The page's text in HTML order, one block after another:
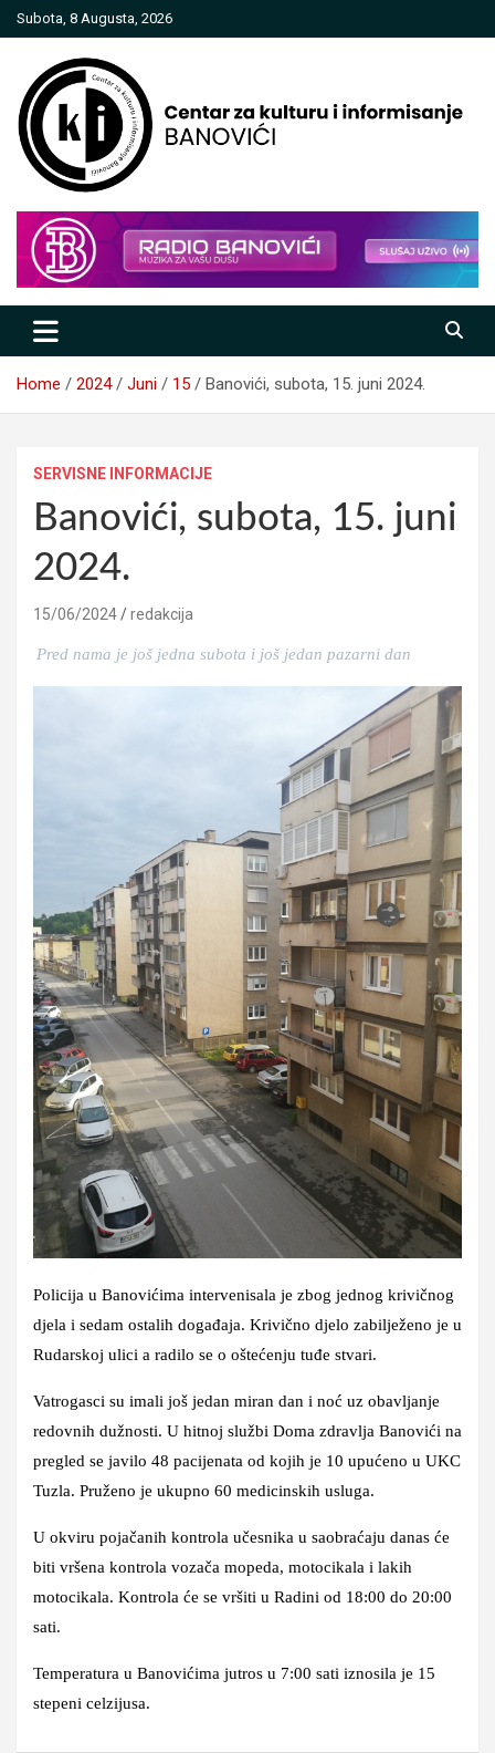
Skip
to
Subota, 8 Augusta, 2026
Centar za kulturu i informisanje
Banovići
Home 2024 Juni 15 Banovići, subota, 15. juni 2024.
SERVISNE INFORMACIJE
Banovići, subota, 15. juni
2024.
15/06/2024 redakcija
Pred nama je još jedna subota i još jedan pazarni dan
Policija u Banovićima intervenisala je zbog jednog krivičnog
djela i sedam ostalih događaja. Krivično djelo zabilježeno je u
Rudarskoj ulici a radilo se o oštećenju tuđe stvari.
Vatrogasci su imali još jedan miran dan i noć uz obavljanje
redovnih dužnosti. U hitnoj službi Doma zdravlja Banovići na
pregled se javilo 48 pacijenata od kojih je 10 upućeno u UKC
Tuzla. Pruženo je ukupno 60 medicinskih usluga.
U okviru pojačanih kontrola učesnika u saobraćaju danas će
biti vršena kontrola vozača mopeda, motocikala i lakih
motocikala. Kontrola će se vršiti u Radini od 18:00 do 20:00
sati.
Temperatura u Banovićima jutros u 7:00 sati iznosila je 15
stepeni celzijusa.